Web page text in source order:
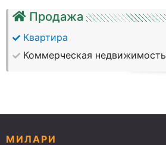
Продажа
Квартира
Коммерческая недвижимость
МИЛАРИ